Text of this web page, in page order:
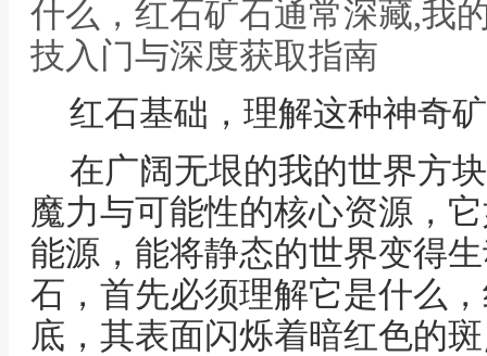
什么，红石矿石通常深藏,我
技入门与深度获取指南
红石基础，理解这种神奇
在广阔无垠的我的世界方
魔力与可能性的核心资源，
能源，能将静态的世界变得
石，首先必须理解它是什么
底，其表面闪烁着暗红色的